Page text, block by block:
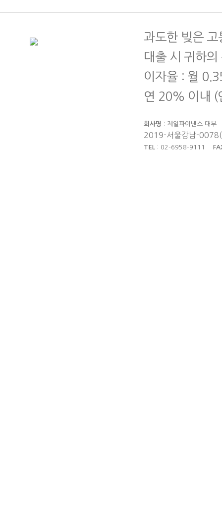
과도한 빚은
대출 시 귀하
이자율 : 월
연 20% 이내 (
회사명 : 제일파이낸스 대
2019-서울강남-
TEL : 02-6958-9111